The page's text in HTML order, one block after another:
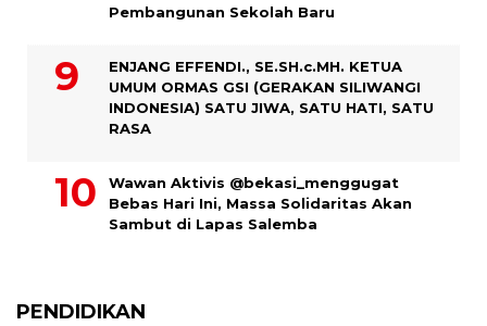
Pembangunan Sekolah Baru
ENJANG EFFENDI., SE.SH.c.MH. KETUA
UMUM ORMAS GSI (GERAKAN SILIWANGI
INDONESIA) SATU JIWA, SATU HATI, SATU
RASA
Wawan Aktivis @bekasi_menggugat
Bebas Hari Ini, Massa Solidaritas Akan
Sambut di Lapas Salemba
PENDIDIKAN